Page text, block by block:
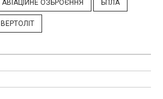
АВІАЦІЙНЕ ОЗБРОЄННЯ БПЛА
ВЕРТОЛІТ